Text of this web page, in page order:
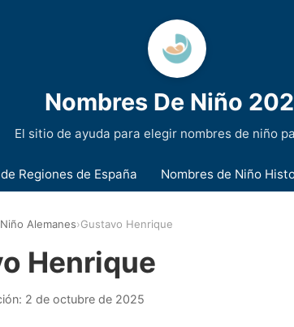
Nombres De Niño
El sitio de ayuda para elegir nombres de niño
Regiones de España Nombres de Niño
Alemanes›Gustavo Henrique
Henrique
2 de octubre de 2025